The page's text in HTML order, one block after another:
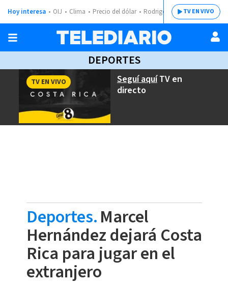
Hoy interesa OIJ Clima Precio del dólar Rodrigo ChavesTV EN VIVO
DEPORTES
Seguí aquíTV en
directo
TV EN VIVO
Deportes.Marcel
Hernández dejará Costa
Rica para jugar en el
extranjero